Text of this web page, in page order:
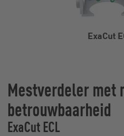
ExaCut
Mestverdeler met
betrouwbaarheid
ExaCut ECL